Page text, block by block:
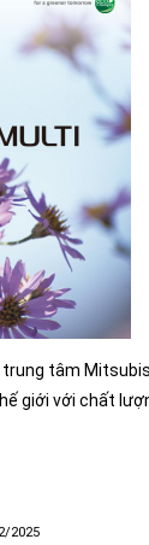
trung tâm
giới với chất
2025